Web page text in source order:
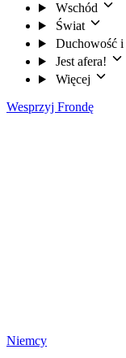
Wschód
Świat
Duchowość i
Jest afera!
Więcej
Wesprzyj Frondę
Niemcy